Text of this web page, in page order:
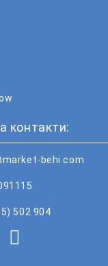
контакти:
behi.com
502 904